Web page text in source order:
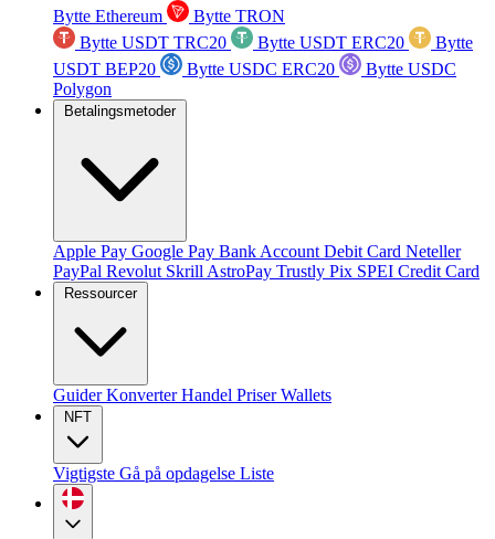
Bytte Ethereum
Bytte TRON
Bytte USDT TRC20
Bytte USDT ERC20
Bytte
USDT BEP20
Bytte USDC ERC20
Bytte USDC
Polygon
Betalingsmetoder
Apple Pay Google Pay Bank Account Debit Card Neteller
PayPal Revolut Skrill AstroPay Trustly Pix SPEI Credit Card
Ressourcer
GuiderKonverterHandel PriserWallets
NFT
Vigtigste Gå på opdagelse Liste